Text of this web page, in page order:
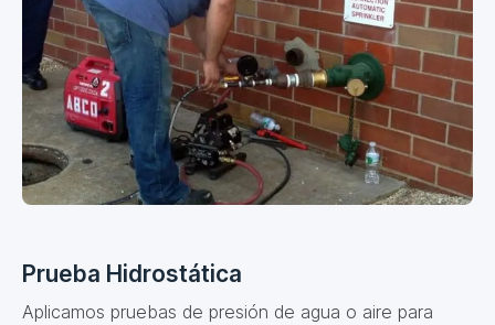
Prueba Hidrostática
Aplicamos pruebas de presión de agua o aire para